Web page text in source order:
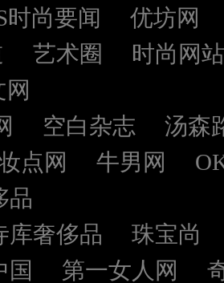
时尚要闻
优坊网
艺术圈
时尚网站
空白杂志
汤森
点网 牛男网
品
库奢侈品
珠宝尚
国 第一女人网